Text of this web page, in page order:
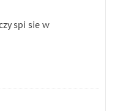
spi sie w